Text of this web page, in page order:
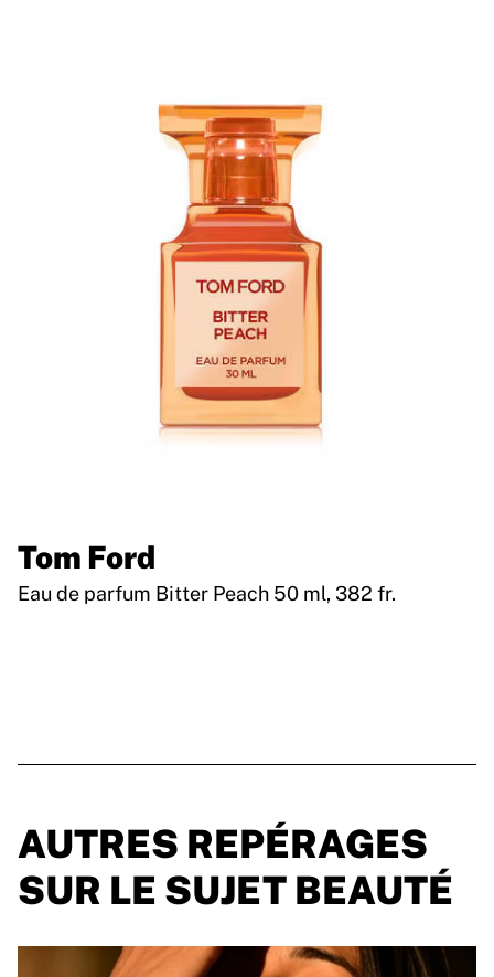
Tom Ford
Eau de parfum Bitter Peach 50 ml, 382 fr.
AUTRES REPÉRAGES
SUR LE SUJET BEAUTÉ